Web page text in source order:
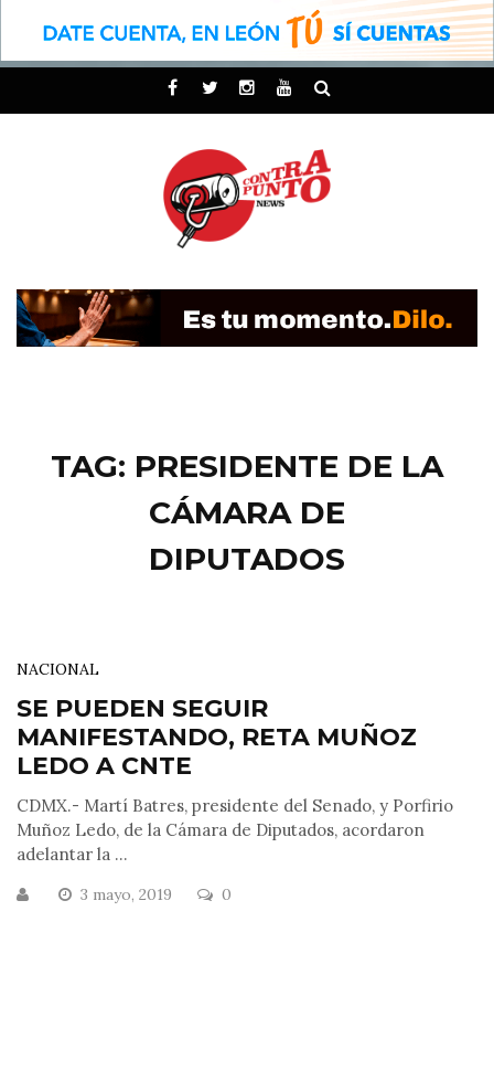
TAG: PRESIDENTE DE LA
CÁMARA DE
DIPUTADOS
NACIONAL
SE PUEDEN SEGUIR
MANIFESTANDO, RETA MUÑOZ
LEDO A CNTE
CDMX.- Martí Batres, presidente del Senado, y Porfirio
Muñoz Ledo, de la Cámara de Diputados, acordaron
adelantar la ...
3 mayo, 2019 0